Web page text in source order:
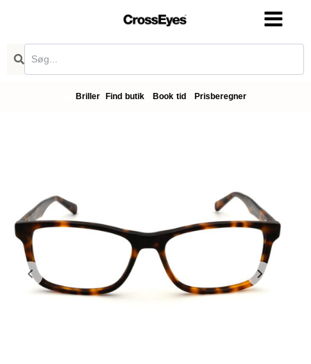
Briller Find butik Book tid Prisberegner